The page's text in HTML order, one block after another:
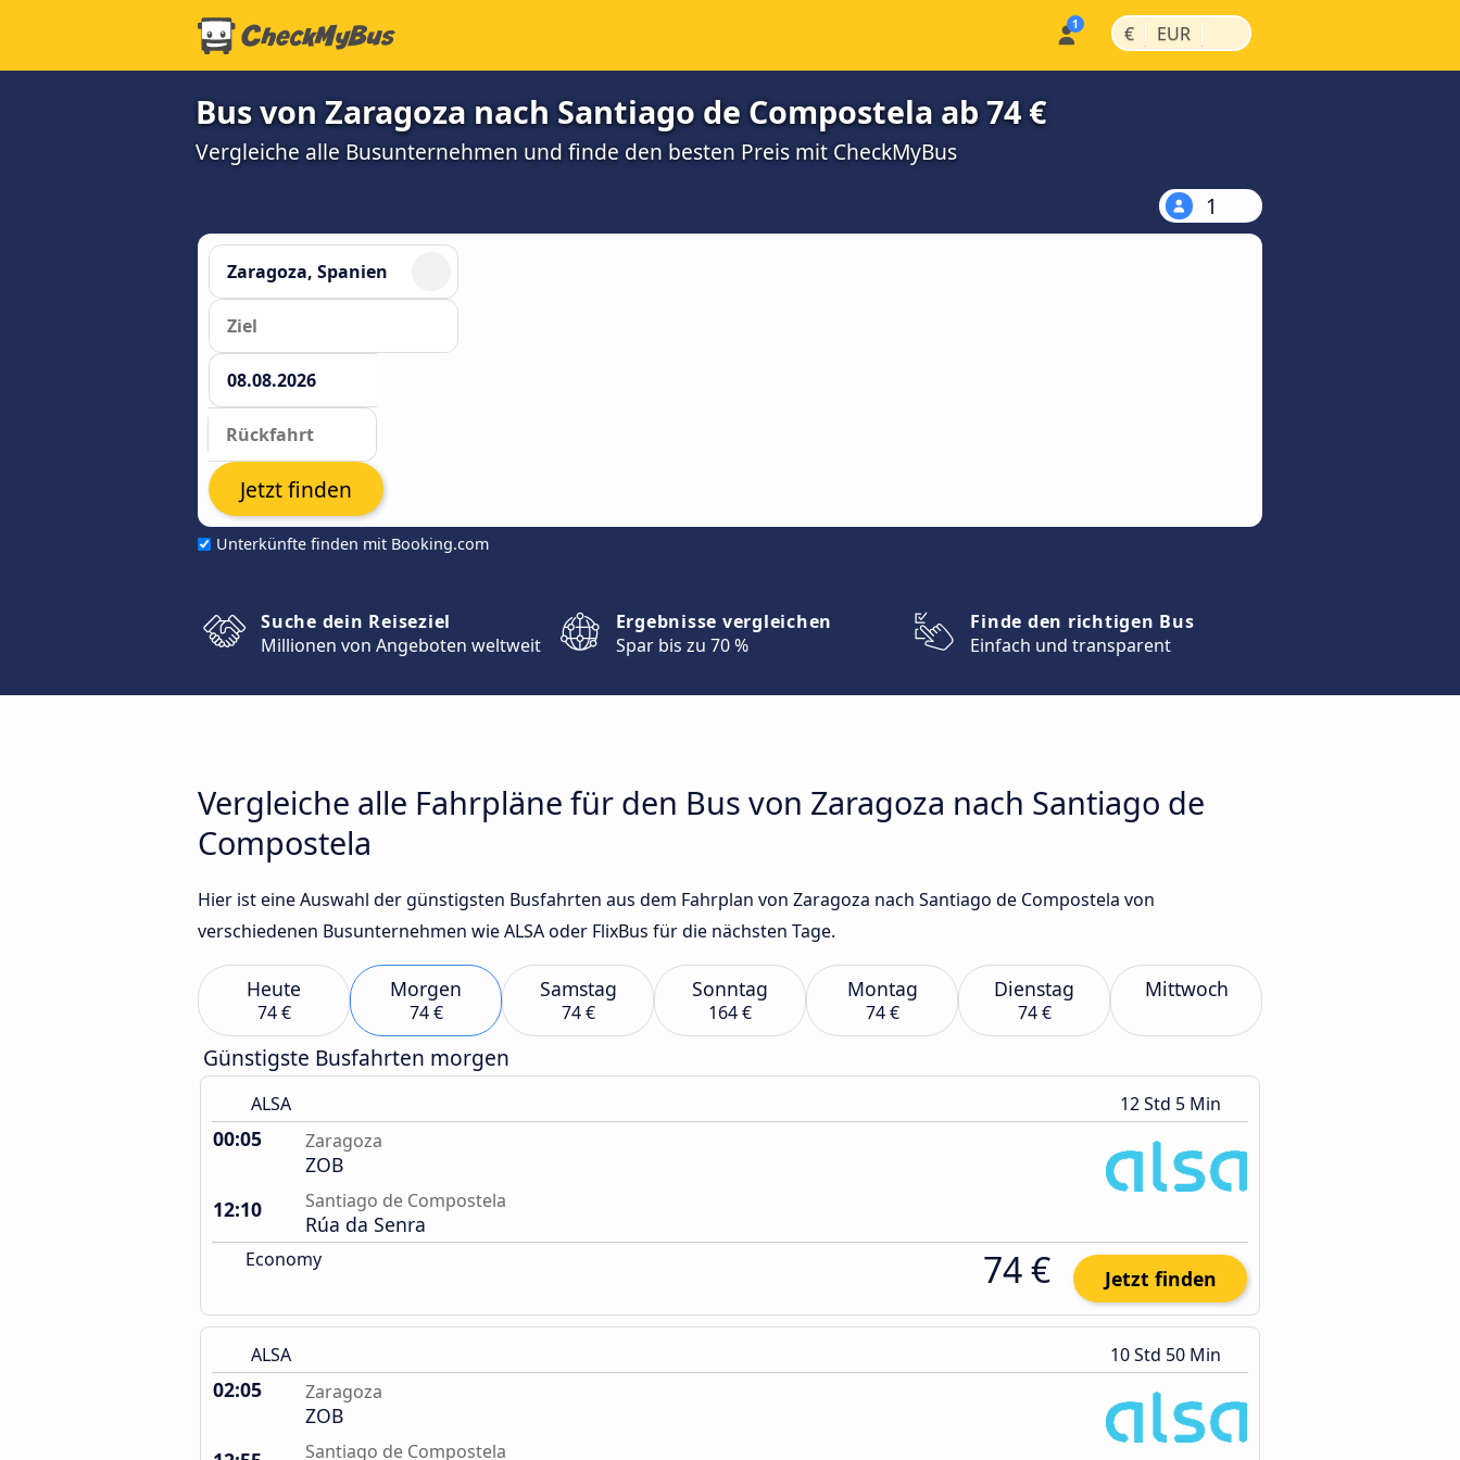
€ | EUR |
Bus von Zaragoza nach Santiago de Compostela ab 74 €
Vergleiche alle Busunternehmen und finde den besten Preis mit CheckMyBus
1
Unterkünfte finden mit Booking.com
Jetzt finden
Suche dein Reiseziel
Millionen von Angeboten weltweit
Ergebnisse vergleichen
Spar bis zu 70 %
Finde den richtigen Bus
Einfach und transparent
Vergleiche alle Fahrpläne für den Bus von Zaragoza nach Santiago de
Compostela
Hier ist eine Auswahl der günstigsten Busfahrten aus dem Fahrplan von Zaragoza nach Santiago de Compostela von
verschiedenen Busunternehmen wie ALSA oder FlixBus für die nächsten Tage.
Heute
74 €
Morgen
74 €
Samstag
74 €
Sonntag
164 €
Montag
74 €
Dienstag
74 €
Mittwoch
Günstigste Busfahrten morgen
ALSA 12 Std 5 Min
00:05 Zaragoza
ZOB
12:10
Santiago de Compostela
Rúa da Senra
Economy 74 € Jetzt finden
ALSA 10 Std 50 Min
02:05 Zaragoza
ZOB
Santiago de Compostela